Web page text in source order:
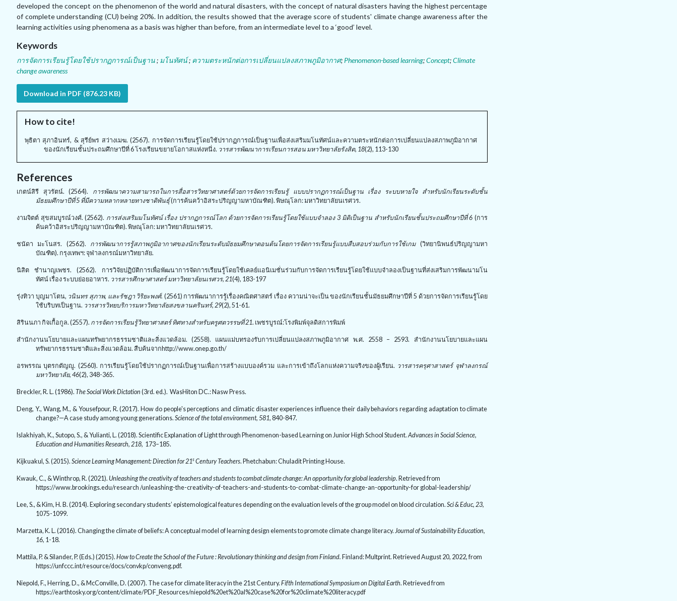
developed the concept on the phenomenon of the world and natural disasters, with the concept of natural disasters having the highest percentage
of complete understanding (CU) being 20%. In addition, the results showed that the average score of students' climate change awareness after the
learning activities using phenomena as a basis was higher than before, from an intermediate level to a ‘good’ level.
Keywords
การจัดการเรียนรู้โดยใช้ปรากฏการณ์เป็นฐาน; มโนทัศน์; ความตระหนักต่อการเปลี่ยนแปลงสภาพภูมิอากาศ; Phenomenon-based learning;Concept;Climate
change awareness
Download in PDF (876.23 KB)
How to cite!
พุธิตา สุภาอินทร์, & สุรีย์พร สว่างเมฆ. (2567). การจัดการเรียนรู้โดยใช้ปรากฏการณ์เป็นฐานเพื่อส่งเสริมมโนทัศน์และความตระหนักต่อการเปลี่ยนแปลงสภาพภูมิอากาศ
ของนักเรียนชั้นประถมศึกษาปีที่ 6 โรงเรียนขยายโอกาสแห่งหนึ่ง. วารสารพัฒนาการเรียนการสอน มหาวิทยาลัยรังสิต, 18(2), 113-130
References
เกตน์สิรี สุวรัตน์. (2564). การพัฒนาความสามารถในการสื่อสารวิทยาศาสตร์ด้วยการจัดการเรียนรู้ แบบปรากฏการณ์เป็นฐาน เรื่อง ระบบหายใจ สำหรับนักเรียนระดับชั้น
มัธยมศึกษาปีที่ 5 ที่มีความหลากหลายทางชาติพันธุ์(การค้นคว้าอิสระปริญญามหาบัณฑิต). พิษณุโลก: มหาวิทยาลัยนเรศวร.
งามจิตต์ สุขสมบูรณ์วงศ์. (2562). การส่งเสริมมโนทัศน์ เรื่อง ปรากฏการณ์โลก ด้วยการจัดการเรียนรู้โดยใช้แบบจำลอง 3 มิติเป็นฐาน สำหรับนักเรียนชั้นประถมศึกษาปีที่6 (การ
ค้นคว้าอิสระปริญญามหาบัณฑิต). พิษณุโลก: มหาวิทยาลัยนเรศวร.
ชนัดา มะโนสร. (2562). การพัฒนาการรู้สภาพภูมิอากาศของนักเรียนระดับมัธยมศึกษาตอนต้นโดยการจัดการเรียนรู้แบบสืบสอบร่วมกับการใช้เกม(วิทยานิพนธ์ปริญญามหา
บัณฑิต). กรุงเทพฯ: จุฬาลงกรณ์มหาวิทยาลัย.
นิสิต ชำนาญเพชร. (2562). การวิจัยปฏิบัติการเพื่อพัฒนาการจัดการเรียนรู้โดยใช้เคลย์แอนิเมชั่นร่วมกับการจัดการเรียนรู้โดยใช้แบบจำลองเป็นฐานที่ส่งเสริมการพัฒนามโน
ทัศน์ เรื่อง ระบบย่อยอาหาร. วารสารศึกษาศาสตร์ มหาวิทยาลัยนเรศวร, 21(4), 183-197
รุ่งทิวา บุญมาโตน, วนินทร สุภาพ, และรัชฎา วิริยะพงศ์. (2561) การพัฒนาการรู้เรื่องคณิตศาสตร์ เรื่อง ความน่าจะเป็น ของนักเรียนชั้นมัธยมศึกษาปีที่ 5 ด้วยการจัดการเรียนรู้โดย
ใช้บริบทเป็นฐาน. วารสารวิทยบริการมหาวิทยาลัยสงขลานครินทร์, 29(2), 51-61.
สิรินนภา กิจเกื้อกูล. (2557). การจัดการเรียนรู้วิทยาศาสตร์ ทิศทางสำหรับครูศตวรรษที่21. เพชรบูรณ์:โรงพิมพ์จุลดิสการพิมพ์
สำนักงานนโยบายและแผนทรัพยากรธรรมชาติและสิ่งแวดล้อม. (2558). แผนแม่บทรองรับการเปลี่ยนแปลงสภาพภูมิอากาศ พ.ศ. 2558 – 2593. สำนักงานนโยบายและแผน
ทรัพยากรธรรมชาติและสิ่งแวดล้อม. สืบค้นจาก http://www.onep.go.th/
อรพรรณ บุตรกตัญญู. (2560). การเรียนรู้โดยใช้ปรากฏการณ์เป็นฐานเพื่อการสร้างแบบองค์รวม และการเข้าถึงโลกแห่งความจริงของผู้เรียน. วารสารครุศาสาสตร์ จุฬาลงกรณ์
มหาวิทยาลัย, 46(2), 348-365.
Breckler, R. L. (1986). The Social Work Dictation (3rd. ed.). WasHiton DC.: Nasw Press.
Deng, Y., Wang, M., & Yousefpour, R. (2017). How do people's perceptions and climatic disaster experiences influence their daily behaviors regarding adaptation to climate
change?—A case study among young generations. Science of the total environment, 581, 840-847.
Islakhiyah, K., Sutopo, S., & Yulianti, L. (2018). Scientific Explanation of Light through Phenomenon-based Learning on Junior High School Student.Advances in Social Science,
Education and Humanities Research, 218, 173–185.
Kijkuakul, S. (2015). Science Learning Management: Direction for 21sCentury Teachers. Phetchabun: Chuladit Printing House.
Kwauk, C., & Winthrop, R. (2021). Unleashing the creativity of teachers and students to combat climate change: An opportunity for global leadership. Retrieved from
https://www.brookings.edu/research /unleashing-the-creativity-of-teachers-and-students-to-combat-climate-change-an-opportunity-for global-leadership/
Lee, S., & Kim, H. B. (2014). Exploring secondary students’ epistemological features depending on the evaluation levels of the group model on blood circulation. Sci & Educ, 23,
1075-1099.
Marzetta, K. L. (2016). Changing the climate of beliefs: A conceptual model of learning design elements to promote climate change literacy. Journal of Sustainability Education,
16, 1-18.
Mattila, P. & Silander, P. (Eds.) (2015). How to Create the School of the Future : Revolutionary thinking and design from Finland. Finland: Multprint. Retrieved August 20, 2022, from
https://unfccc.int/resource/docs/convkp/conveng.pdf.
Niepold, F., Herring, D., & McConville, D. (2007). The case for climate literacy in the 21st Century. Fifth International Symposium on Digital Earth. Retrieved from
https://earthtosky.org/content/climate/PDF_Resources/niepold%20et%20al%20case%20for%20climate%20literacy.pdf